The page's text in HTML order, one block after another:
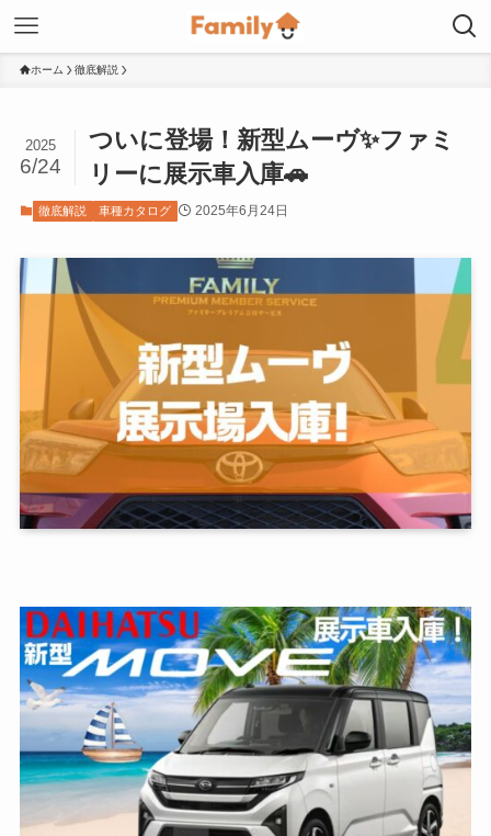
ホーム 徹底解説
ついに登場！新型ムーヴ✨ファミ
リーに展示車入庫🚗
2025
6/24
徹底解説 車種カタログ 2025年6月24日